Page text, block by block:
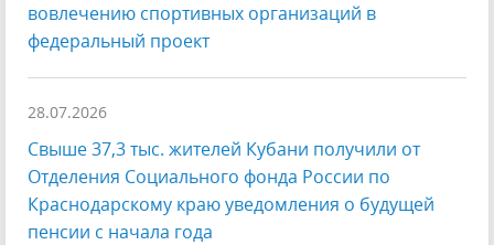
вовлечению спортивных организаций в
федеральный проект
28.07.2026
Свыше 37,3 тыс. жителей Кубани получили от
Отделения Социального фонда России по
Краснодарскому краю уведомления о будущей
пенсии с начала года